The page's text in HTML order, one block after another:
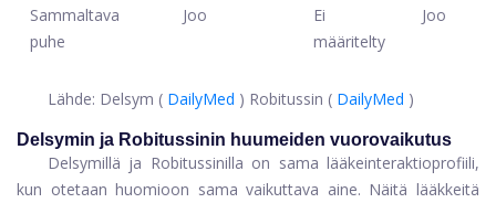
Sammaltava
puhe
Joo
Ei
määritelty
Joo
Lähde: Delsym ( DailyMed ) Robitussin ( DailyMed )
Delsymin ja Robitussinin huumeiden vuorovaikutus
Delsymillä ja Robitussinilla on sama lääkeinteraktioprofiili,
kun otetaan huomioon sama vaikuttava aine. Näitä lääkkeitä